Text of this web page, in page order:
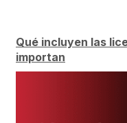
Qué incluyen las
importan